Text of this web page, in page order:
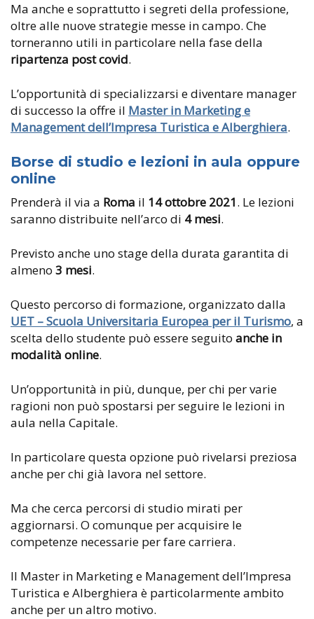
Ma anche e soprattutto i segreti della professione,
oltre alle nuove strategie messe in campo. Che
torneranno utili in particolare nella fase della
ripartenza post covid.
L’opportunità di specializzarsi e diventare manager
di successo la offre il Master in Marketing e
Management dell’Impresa Turistica e Alberghiera.
Borse di studio e lezioni in aula oppure
online
Prenderà il via a Roma il 14 ottobre 2021. Le lezioni
saranno distribuite nell’arco di 4 mesi.
Previsto anche uno stage della durata garantita di
almeno 3 mesi.
Questo percorso di formazione, organizzato dalla
UET – Scuola Universitaria Europea per il Turismo, a
scelta dello studente può essere seguito anche in
modalità online.
Un’opportunità in più, dunque, per chi per varie
ragioni non può spostarsi per seguire le lezioni in
aula nella Capitale.
In particolare questa opzione può rivelarsi preziosa
anche per chi già lavora nel settore.
Ma che cerca percorsi di studio mirati per
aggiornarsi. O comunque per acquisire le
competenze necessarie per fare carriera.
Il Master in Marketing e Management dell’Impresa
Turistica e Alberghiera è particolarmente ambito
anche per un altro motivo.